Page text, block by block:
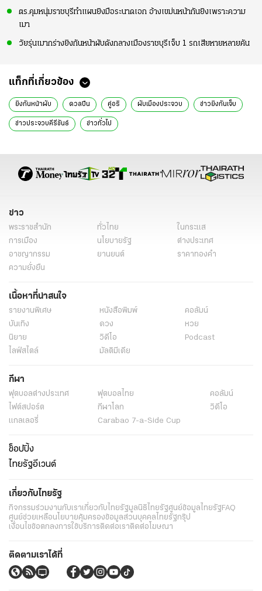
ตร.คุมหนุ่มราชบุรีทำแผนยิงมือระนาดเอก อ้างเขม่นหน้ากันยิงเพราะความ
เมา
วัยรุ่นเมากร่างยิงกันหน้าผับดังกลางเมืองราชบุรีเจ็บ 1 รถเสียหายหลายคัน
แท็กที่เกี่ยวข้อง
ยิงกันหน้าผับ ดวลปืน คู่อริ ผับเมืองประจวบ ข่าวยิงกันเจ็บ
ข่าวประจวบคีรีขันธ์ ข่าวทั่วไป
ข่าว
พระราชสำนัก ทั่วไทย
ในกระแส
การเมือง
นโยบายรัฐ
ต่างประเทศ
อาชญากรรม
ยานยนต์
ราคาทองคำ
ความยั่งยืน
เนื้อหาที่น่าสนใจ
รายงานพิเศษ หนังสือพิมพ์
คอลัมน์
บันเทิง
ดวง
หวย
นิยาย
วิดีโอ
Podcast
ไลฟ์สไตล์
มัลติมีเดีย
กีฬา
ฟุตบอลต่่างประเทศ ฟุตบอลไทย
คอลัมน์
ไฟต์สปอร์ต
กีฬาโลก
วิดีโอ
แกลเลอรี่
Carabao 7-a-Side Cup
ช็อปปิ้ง
ไทยรัฐอีเวนต์
เกี่ยวกับไทยรัฐ
กิจกรรมร่วมงานกับเราเกี่ยวกับไทยรัฐมูลนิธิไทยรัฐศูนย์ข้อมูลไทยรัฐ FAQ
ศูนย์ช่วยเหลือนโยบายคุ้มครองข้อมูลส่วนบุคคลไทยรัฐกรุ๊ป
เงื่อนไขข้อตกลงการใช้บริการติดต่อเราติดต่อโฆษณา
ติดตามเราได้ที่